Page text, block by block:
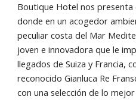
Boutique Hotel nos
donde en un acogedor
peculiar costa del Mar
joven e innovadora que le
llegados de Suiza y Francia,
reconocido Gianluca Re
con una selección de lo